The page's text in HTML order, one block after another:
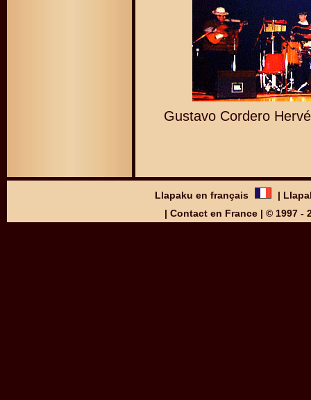
Gustavo Cordero
Llapaku en français |
| Contact en France| © 1997 -